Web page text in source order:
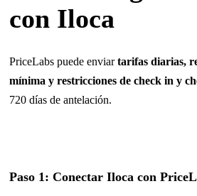
con Iloca
PriceLabs puede enviartarifas diarias,
mínima y restricciones de check in y
720 días de antelación.
Paso 1: Conectar Iloca con